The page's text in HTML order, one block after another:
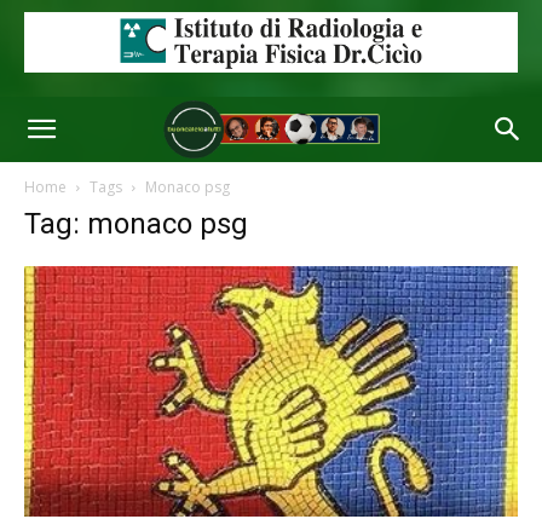
Home Tags Monaco psg
Tag: monaco psg